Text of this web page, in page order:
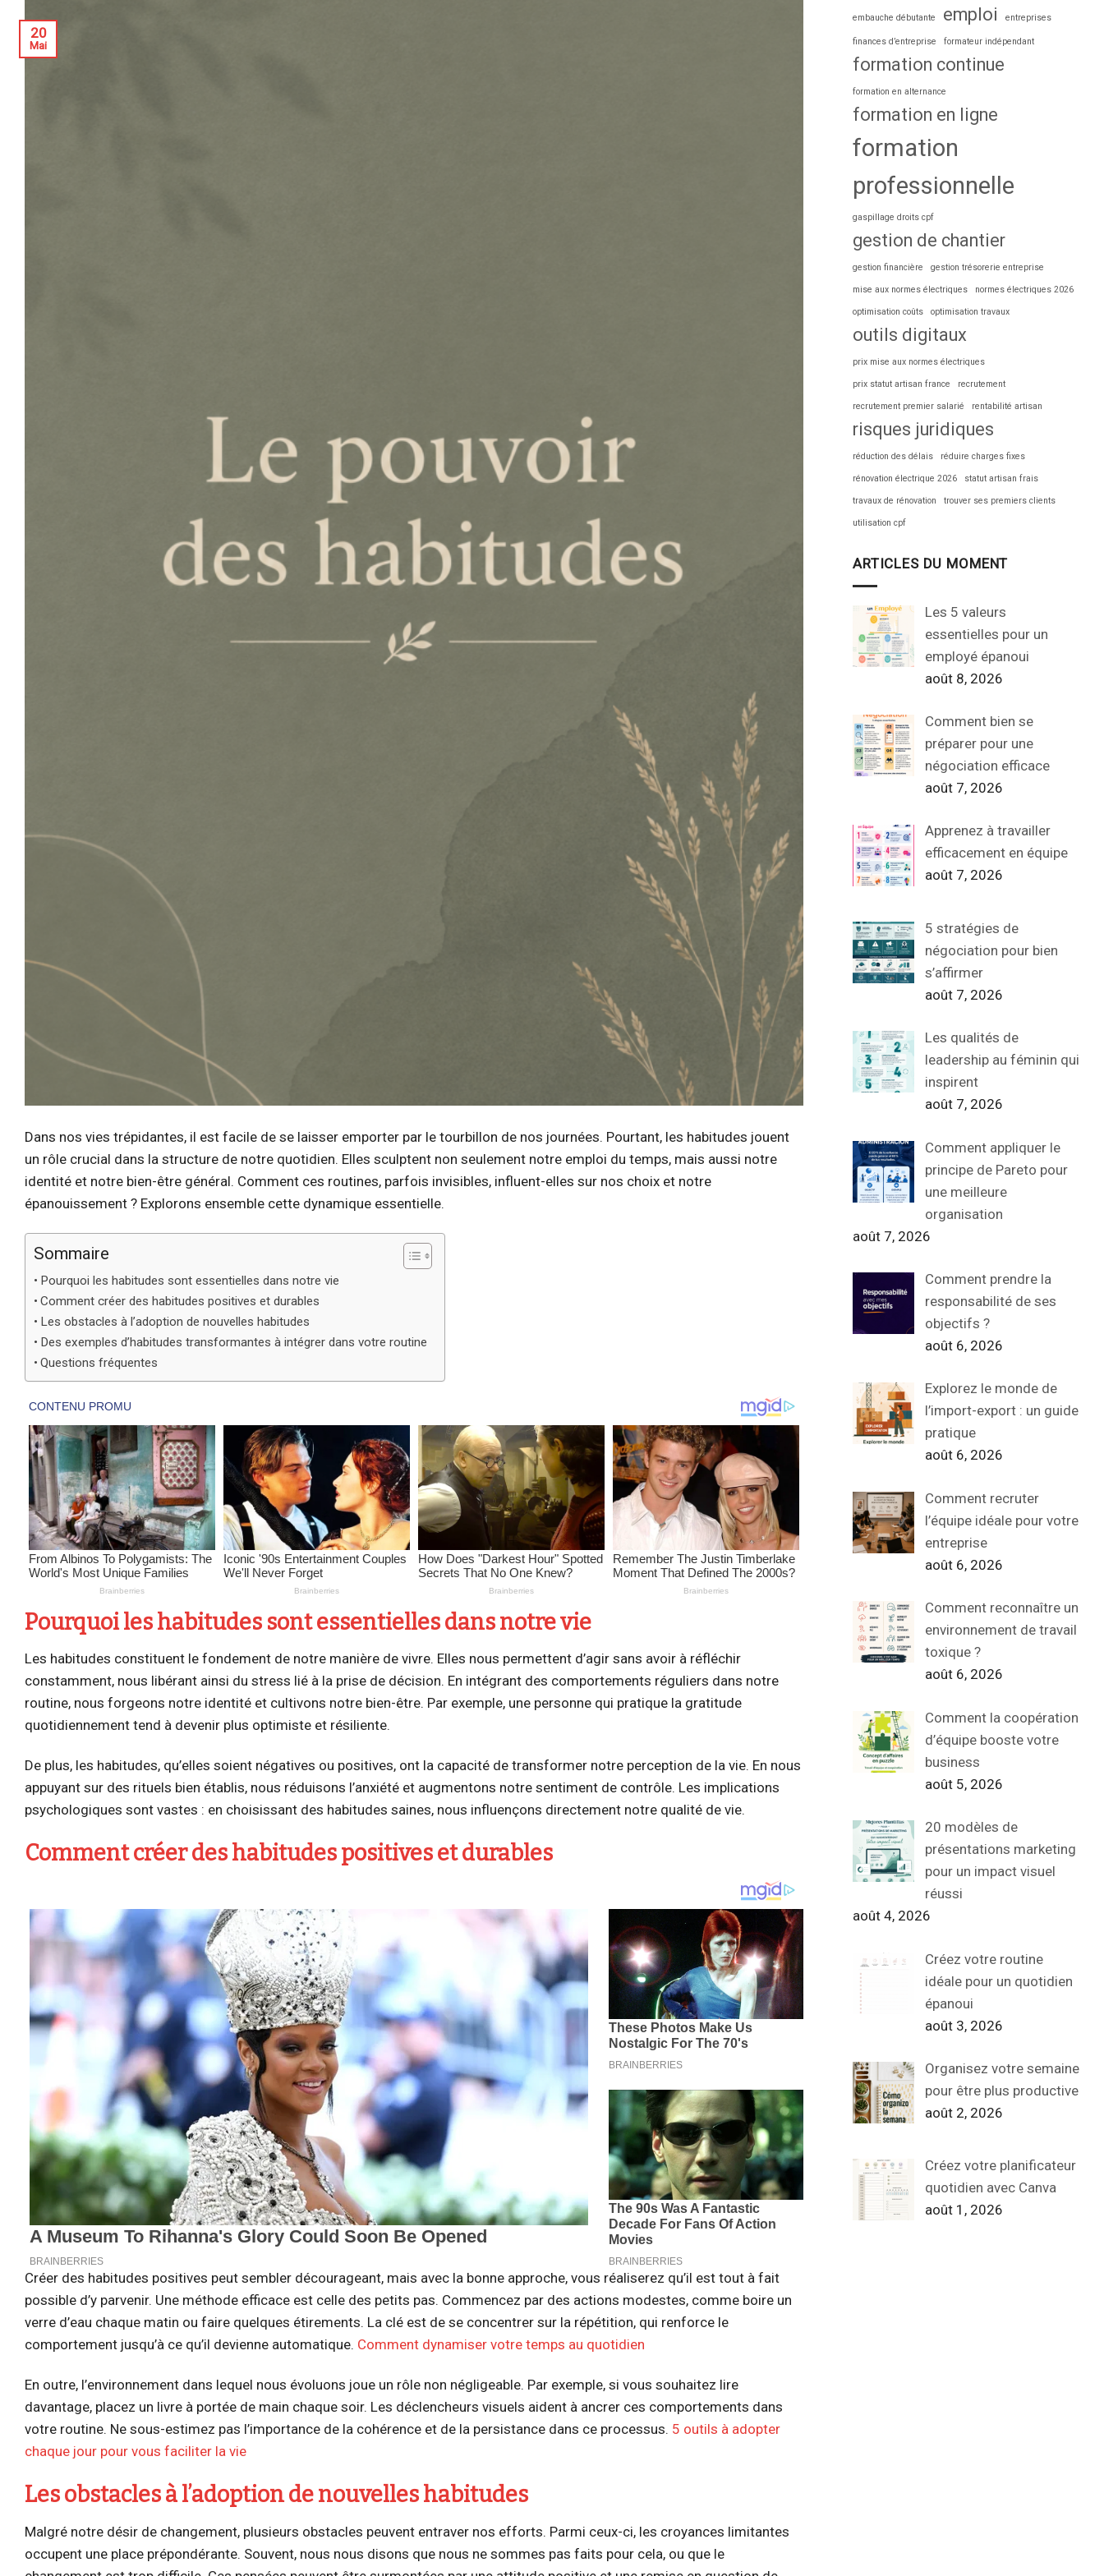
20
Mai
Dans nos vies trépidantes, il est facile de se laisser emporter par le tourbillon de nos journées. Pourtant, les habitudes jouent
un rôle crucial dans la structure de notre quotidien. Elles sculptent non seulement notre emploi du temps, mais aussi notre
identité et notre bien-être général. Comment ces routines, parfois invisibles, influent-elles sur nos choix et notre
épanouissement ? Explorons ensemble cette dynamique essentielle.
Sommaire
Pourquoi les habitudes sont essentielles dans notre vie
Comment créer des habitudes positives et durables
Les obstacles à l’adoption de nouvelles habitudes
Des exemples d’habitudes transformantes à intégrer dans votre routine
Questions fréquentes
Pourquoi les habitudes sont essentielles dans notre vie
Les habitudes constituent le fondement de notre manière de vivre. Elles nous permettent d’agir sans avoir à réfléchir
constamment, nous libérant ainsi du stress lié à la prise de décision. En intégrant des comportements réguliers dans notre
routine, nous forgeons notre identité et cultivons notre bien-être. Par exemple, une personne qui pratique la gratitude
quotidiennement tend à devenir plus optimiste et résiliente.
De plus, les habitudes, qu’elles soient négatives ou positives, ont la capacité de transformer notre perception de la vie. En nous
appuyant sur des rituels bien établis, nous réduisons l’anxiété et augmentons notre sentiment de contrôle. Les implications
psychologiques sont vastes : en choisissant des habitudes saines, nous influençons directement notre qualité de vie.
Comment créer des habitudes positives et durables
Créer des habitudes positives peut sembler décourageant, mais avec la bonne approche, vous réaliserez qu’il est tout à fait
possible d’y parvenir. Une méthode efficace est celle des petits pas. Commencez par des actions modestes, comme boire un
verre d’eau chaque matin ou faire quelques étirements. La clé est de se concentrer sur la répétition, qui renforce le
comportement jusqu’à ce qu’il devienne automatique. Comment dynamiser votre temps au quotidien
En outre, l’environnement dans lequel nous évoluons joue un rôle non négligeable. Par exemple, si vous souhaitez lire
davantage, placez un livre à portée de main chaque soir. Les déclencheurs visuels aident à ancrer ces comportements dans
votre routine. Ne sous-estimez pas l’importance de la cohérence et de la persistance dans ce processus. 5 outils à adopter
chaque jour pour vous faciliter la vie
Les obstacles à l’adoption de nouvelles habitudes
Malgré notre désir de changement, plusieurs obstacles peuvent entraver nos efforts. Parmi ceux-ci, les croyances limitantes
occupent une place prépondérante. Souvent, nous nous disons que nous ne sommes pas faits pour cela, ou que le
embauche débutante emploi entreprises
finances d’entreprise formateur indépendant
formation continue
formation en alternance
formation en ligne
formation
professionnelle
gaspillage droits cpf
gestion de chantier
gestion financière gestion trésorerie entreprise
mise aux normes électriques normes électriques 2026
optimisation coûts optimisation travaux
outils digitaux
prix mise aux normes électriques
prix statut artisan france recrutement
recrutement premier salarié rentabilité artisan
risques juridiques
réduction des délais réduire charges fixes
rénovation électrique 2026 statut artisan frais
travaux de rénovation trouver ses premiers clients
utilisation cpf
ARTICLES DU MOMENT
Les 5 valeurs
essentielles pour un
employé épanoui
août 8, 2026
Comment bien se
préparer pour une
négociation efficace
août 7, 2026
Apprenez à travailler
efficacement en équipe
août 7, 2026
5 stratégies de
négociation pour bien
s’affirmer
août 7, 2026
Les qualités de
leadership au féminin qui
inspirent
août 7, 2026
Comment appliquer le
principe de Pareto pour
une meilleure
organisation
août 7, 2026
Comment prendre la
responsabilité de ses
objectifs ?
août 6, 2026
Explorez le monde de
l’import-export : un guide
pratique
août 6, 2026
Comment recruter
l’équipe idéale pour votre
entreprise
août 6, 2026
Comment reconnaître un
environnement de travail
toxique ?
août 6, 2026
Comment la coopération
d’équipe booste votre
business
août 5, 2026
20 modèles de
présentations marketing
pour un impact visuel
réussi
août 4, 2026
Créez votre routine
idéale pour un quotidien
épanoui
août 3, 2026
Organisez votre semaine
pour être plus productive
août 2, 2026
Créez votre planificateur
quotidien avec Canva
août 1, 2026